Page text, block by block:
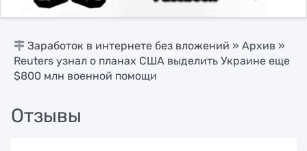
Заработок в интернете без вложений » Архив »
Reuters узнал о планах США выделить Украине еще
$800 млн военной помощи
Отзывы